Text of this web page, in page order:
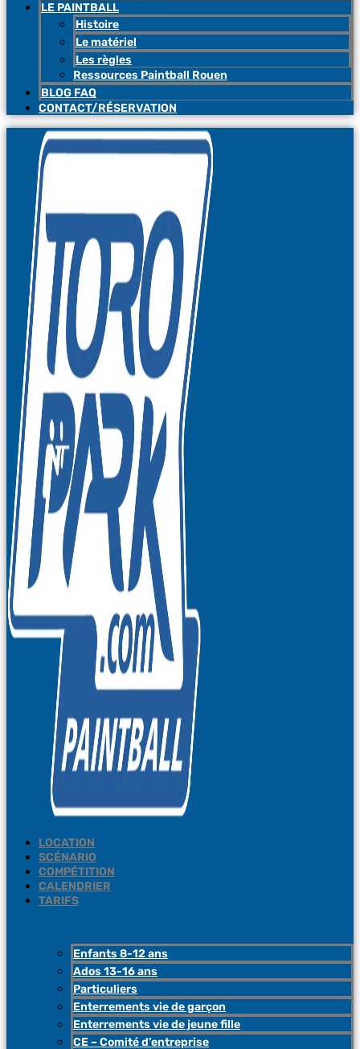
LE PAINTBALL
Histoire
Le matériel
Les règles
Ressources Paintball Rouen
BLOG FAQ
CONTACT/RÉSERVATION
LOCATION
SCÉNARIO
COMPÉTITION
CALENDRIER
TARIFS
Enfants 8-12 ans
Ados 13-16 ans
Particuliers
Enterrements vie de garçon
Enterrements vie de jeune fille
CE – Comité d’entreprise